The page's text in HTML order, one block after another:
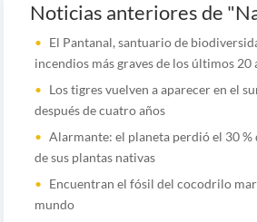
Noticias anteriores de
El Pantanal, santuario de
incendios más graves de los últimos 20
Los tigres vuelven a aparecer en el
después de cuatro años
Alarmante: el planeta perdió el 30 %
de sus plantas nativas
Encuentran el fósil del cocodrilo
mundo